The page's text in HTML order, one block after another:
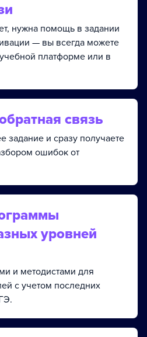
нужна помощь в задании
— вы всегда можете
платформе или в
связь
задание и сразу получаете
ошибок от
уровней
и методистами для
с учетом последних